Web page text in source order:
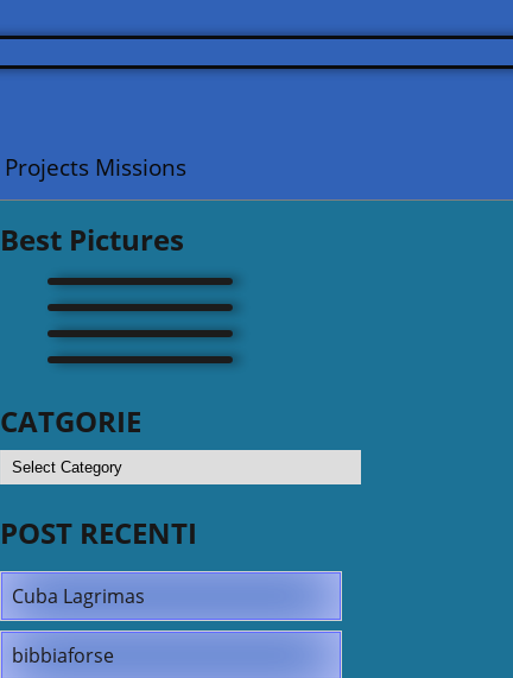
Projects Missions
Best Pictures
CATGORIE
POST RECENTI
Cuba Lagrimas
bibbiaforse